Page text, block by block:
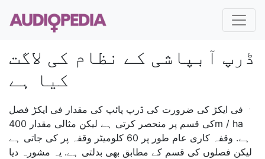
ڈرپ آبپاشی کے نظام کی لاگت
کیا ہے
فی ایکڑ کی ضرورت کی ڈرپ پائپ کی مقدار فی ایکڑ فصل
کی قسم پر منحصر کرتی ہے لیکن مثالی مقدار 400m / ha
ہے. وقفہ کاری عام طور پر 60 کلومیٹر وقفہ پر کی جاتی ہے
لیکن فصلوں کی قسم کے مطابق بھی بدلتی ہے. یہ مشورہ دیا